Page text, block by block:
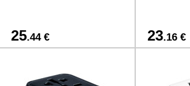
25.44 € 23.16 €